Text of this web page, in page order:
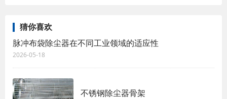
猜你喜欢
脉冲布袋除尘器在不同工业领域的适应性
2026-05-18
不锈钢除尘器骨架